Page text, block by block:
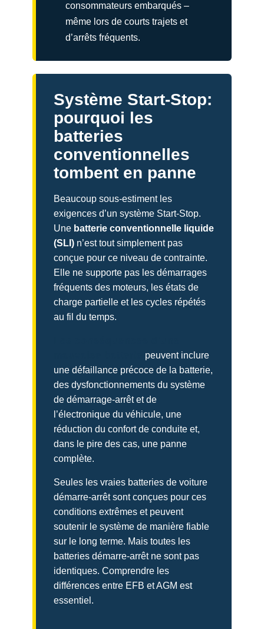
consommateurs embarqués –
même lors de courts trajets et
d’arrêts fréquents.
Système Start-Stop:
pourquoi les
batteries
conventionnelles
tombent en panne
Beaucoup sous-estiment les
exigences d’un système Start-Stop.
Une batterie conventionnelle liquide
(SLI) n’est tout simplement pas
conçue pour ce niveau de contrainte.
Elle ne supporte pas les démarrages
fréquents des moteurs, les états de
charge partielle et les cycles répétés
au fil du temps.
peuvent inclure
une défaillance précoce de la batterie,
des dysfonctionnements du système
de démarrage-arrêt et de
l’électronique du véhicule, une
réduction du confort de conduite et,
dans le pire des cas, une panne
complète.
Seules les vraies batteries de voiture
démarre-arrêt sont conçues pour ces
conditions extrêmes et peuvent
soutenir le système de manière fiable
sur le long terme. Mais toutes les
batteries démarre-arrêt ne sont pas
identiques. Comprendre les
différences entre EFB et AGM est
essentiel.